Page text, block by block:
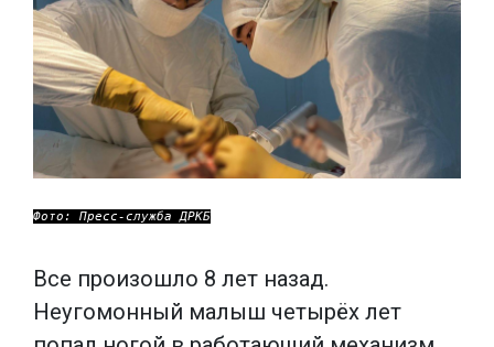
Фото: Пресс-служба ДРКБ
Все произошло 8 лет назад.
Неугомонный малыш четырёх лет